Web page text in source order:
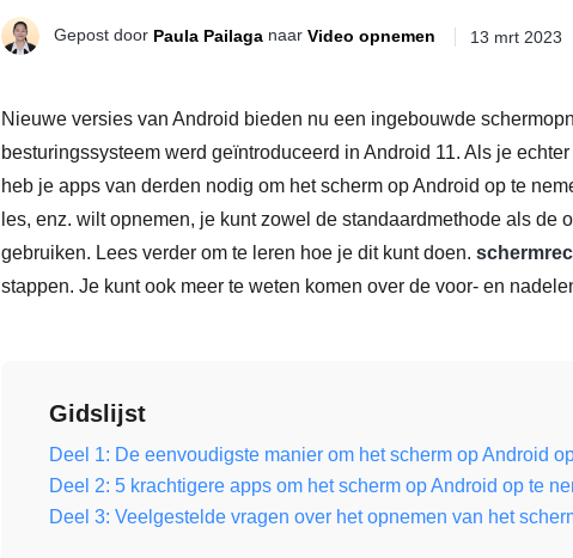
Gepost door Paula Pailaga naar Video opnemen 13 mrt 2023
Nieuwe versies van Android bieden nu een ingebouwde
besturingssysteem werd geïntroduceerd in Android 11. Als je
heb je apps van derden nodig om het scherm op Android op te
les, enz. wilt opnemen, je kunt zowel de standaardmethode als de
gebruiken. Lees verder om te leren hoe je dit kunt doen.
stappen. Je kunt ook meer te weten komen over de voor- en
Gidslijst
Deel 1: De eenvoudigste manier om het scherm op Android
Deel 2: 5 krachtigere apps om het scherm op Android op te
Deel 3: Veelgestelde vragen over het opnemen van het